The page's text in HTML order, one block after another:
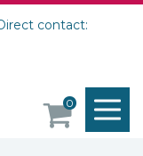
contact:
0